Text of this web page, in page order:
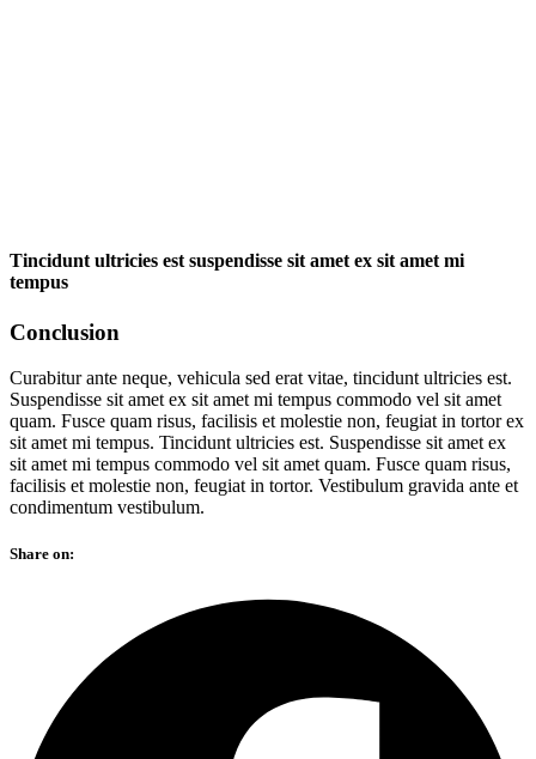
Tincidunt ultricies est suspendisse sit amet ex sit amet mi
tempus
Conclusion
Curabitur ante neque, vehicula sed erat vitae, tincidunt ultricies est.
Suspendisse sit amet ex sit amet mi tempus commodo vel sit amet
quam. Fusce quam risus, facilisis et molestie non, feugiat in tortor ex
sit amet mi tempus. Tincidunt ultricies est. Suspendisse sit amet ex
sit amet mi tempus commodo vel sit amet quam. Fusce quam risus,
facilisis et molestie non, feugiat in tortor. Vestibulum gravida ante et
condimentum vestibulum.
Share on: